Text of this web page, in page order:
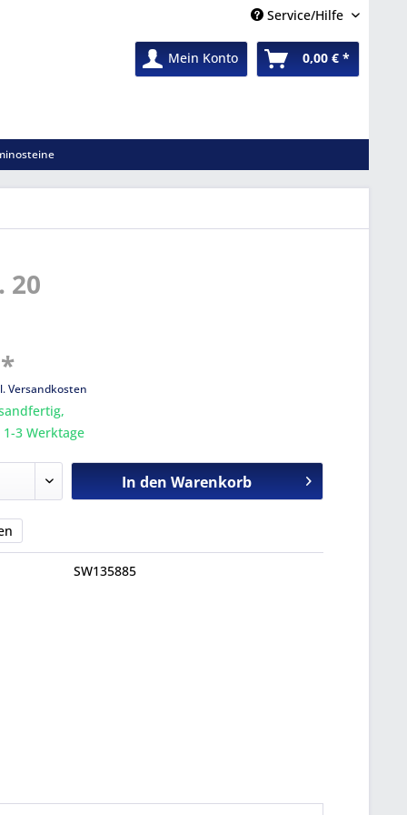
Service/Hilfe
Mein Konto 0,00 € *
20
Versandkosten
3 Werktage
In den Warenkorb
SW135885